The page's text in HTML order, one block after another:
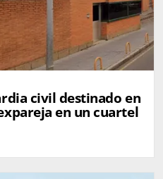
civil destinado en
en un cuartel